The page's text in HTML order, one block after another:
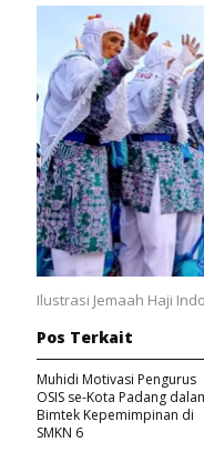
Ilustrasi Jemaah Haji
Pos Terkait
Muhidi Motivasi Pengurus
OSIS se-Kota Padang
Bimtek Kepemimpinan di
SMKN 6